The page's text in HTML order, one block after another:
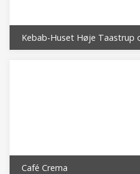
Kebab-Huset Høje Taastrup
Café Crema